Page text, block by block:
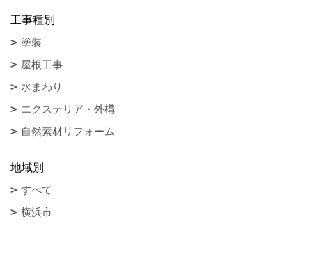
工事種別
塗装
屋根工事
水まわり
エクステリア・外構
自然素材リフォーム
地域別
すべて
横浜市